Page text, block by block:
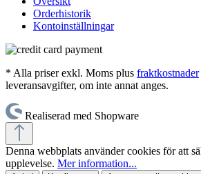
Orderhistorik
Kontoinställningar
* Alla priser exkl. Moms plus fraktkostnader
leveransavgifter, om inte annat anges.
Realiserad med Shopware
Denna webbplats använder cookies för att
upplevelse. Mer information...